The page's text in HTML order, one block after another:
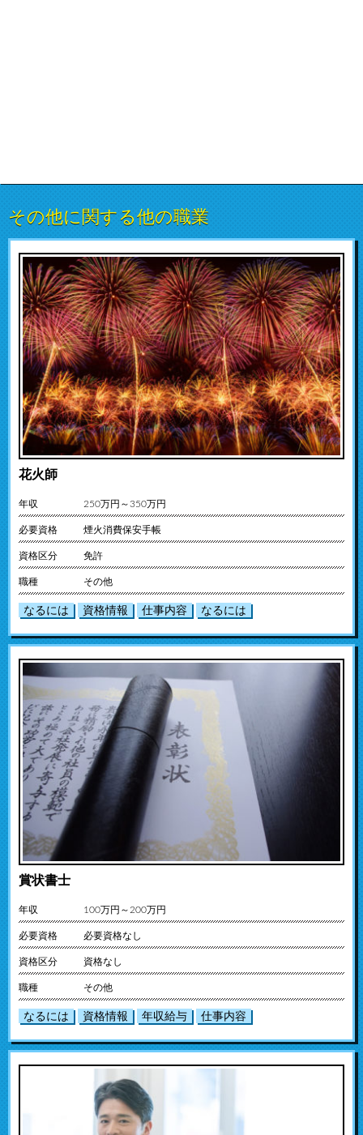
その他に関する他の職業
花火師
年収 250万円～350万円
必要資格 煙火消費保安手帳
資格区分 免許
職種 その他
なるには 資格情報 仕事内容 なるには
賞状書士
年収 100万円～200万円
必要資格 必要資格なし
資格区分 資格なし
職種 その他
なるには 資格情報 年収給与 仕事内容